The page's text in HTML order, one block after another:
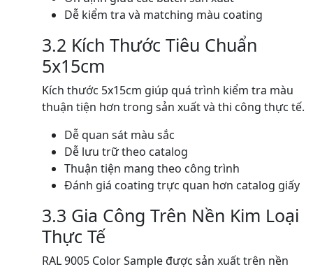
Dễ kiểm tra và matching màu coating
3.2 Kích Thước Tiêu Chuẩn
5x15cm
Kích thước 5x15cm giúp quá trình kiểm tra màu
thuận tiện hơn trong sản xuất và thi công thực tế.
Dễ quan sát màu sắc
Dễ lưu trữ theo catalog
Thuận tiện mang theo công trình
Đánh giá coating trực quan hơn catalog giấy
3.3 Gia Công Trên Nền Kim Loại
Thực Tế
RAL 9005 Color Sample được sản xuất trên nền